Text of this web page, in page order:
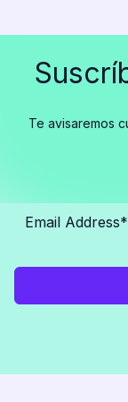
Te avisaremos